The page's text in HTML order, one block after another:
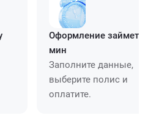
Оформление займет
мин
Заполните данные,
выберите полис и
оплатите.